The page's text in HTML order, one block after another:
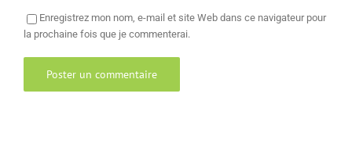
Enregistrez mon nom, e-mail et site Web dans ce navigateur pour
la prochaine fois que je commenterai.